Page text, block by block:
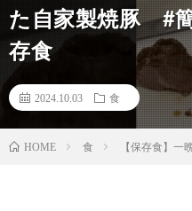
た自家製焼豚 #
存食
2024.10.03 食
HOME 食 【保存食】